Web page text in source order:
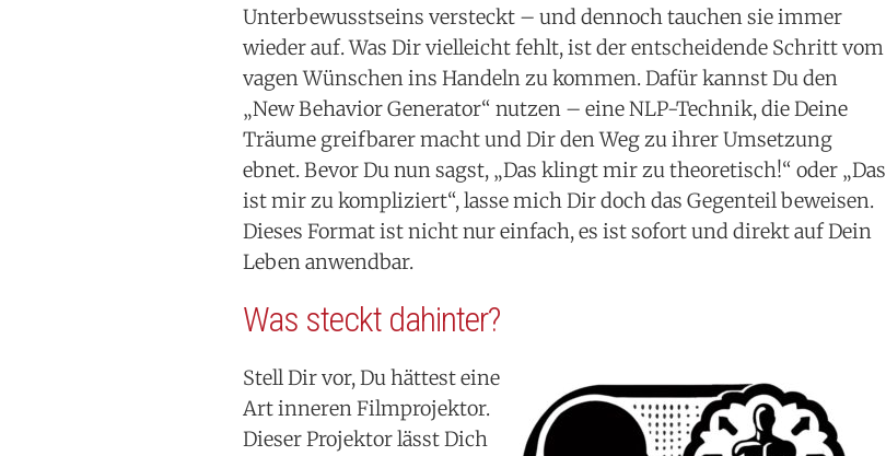
Unterbewusstseins versteckt – und dennoch tauchen sie immer
wieder auf. Was Dir vielleicht fehlt, ist der entscheidende Schritt vom
vagen Wünschen ins Handeln zu kommen. Dafür kannst Du den
„New Behavior Generator“ nutzen – eine NLP-Technik, die Deine
Träume greifbarer macht und Dir den Weg zu ihrer Umsetzung
ebnet. Bevor Du nun sagst, „Das klingt mir zu theoretisch!“ oder „Das
ist mir zu kompliziert“, lasse mich Dir doch das Gegenteil beweisen.
Dieses Format ist nicht nur einfach, es ist sofort und direkt auf Dein
Leben anwendbar.
Was steckt dahinter?
Stell Dir vor, Du hättest eine
Art inneren Filmprojektor.
Dieser Projektor lässt Dich